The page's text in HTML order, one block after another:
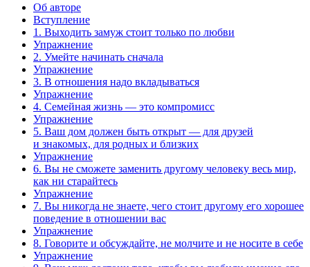
Об авторе
Вступление
1. Выходить замуж стоит только по любви
Упражнение
2. Умейте начинать сначала
Упражнение
3. В отношения надо вкладываться
Упражнение
4. Семейная жизнь — это компромисс
Упражнение
5. Ваш дом должен быть открыт — для друзей
и знакомых, для родных и близких
Упражнение
6. Вы не сможете заменить другому человеку весь мир,
как ни старайтесь
Упражнение
7. Вы никогда не знаете, чего стоит другому его хорошее
поведение в отношении вас
Упражнение
8. Говорите и обсуждайте, не молчите и не носите в себе
Упражнение